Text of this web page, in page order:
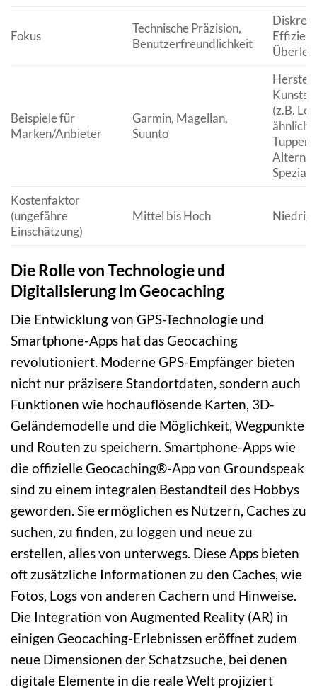
Fokus
Technische Präzision,
Benutzerfreundlichkeit
Beispiele für
Marken/Anbieter
Garmin, Magellan,
Suunto
(z.B.
Kostenfaktor
(ungefähre
Einschätzung)
Mittel bis Hoch Niedrig
Die Rolle von Technologie und
Digitalisierung im Geocaching
Die Entwicklung von GPS-Technologie und
Smartphone-Apps hat das Geocaching
revolutioniert. Moderne GPS-Empfänger bieten
nicht nur präzisere Standortdaten, sondern auch
Funktionen wie hochauflösende Karten, 3D-
Geländemodelle und die Möglichkeit, Wegpunkte
und Routen zu speichern. Smartphone-Apps wie
die offizielle Geocaching®-App von Groundspeak
sind zu einem integralen Bestandteil des Hobbys
geworden. Sie ermöglichen es Nutzern, Caches zu
suchen, zu finden, zu loggen und neue zu
erstellen, alles von unterwegs. Diese Apps bieten
oft zusätzliche Informationen zu den Caches, wie
Fotos, Logs von anderen Cachern und Hinweise.
Die Integration von Augmented Reality (AR) in
einigen Geocaching-Erlebnissen eröffnet zudem
neue Dimensionen der Schatzsuche, bei denen
digitale Elemente in die reale Welt projiziert